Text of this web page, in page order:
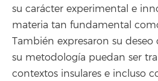
su carácter experimental e
materia tan fundamental
También expresaron su
su metodología puedan ser
contextos insulares e incluso